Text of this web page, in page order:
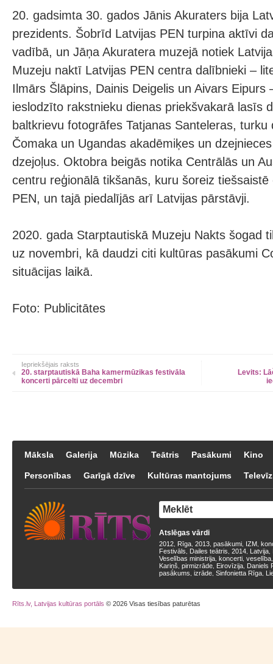
20. gadsimta 30. gados Jānis Akuraters bija
prezidents. Šobrīd Latvijas PEN turpina aktīvi
vadībā, un Jāņa Akuratera muzejā notiek
Muzeju naktī Latvijas PEN centra dalībnieki –
Ilmārs Šlāpins, Dainis Deigelis un Aivars Eipurs
ieslodzīto rakstnieku dienas priekšvakarā lasīs
baltkrievu fotogrāfes Tatjanas Santeleras, turku
Čomaka un Ugandas akadēmiķes un
dzejoļus. Oktobra beigās notika Centrālās un
centru reģionālā tikšanās, kuru šoreiz tiešsaistē
PEN, un tajā piedalījās arī Latvijas pārstāvji.
2020. gada Starptautiskā Muzeju Nakts šogad
uz novembri, kā daudzi citi kultūras pasākumi
situācijas laikā.
Foto: Publicitātes
Iepriekšējais raksts
20. starptautiskā Baha kamermūzikas festivāla
koncerti pārcelti uz decembri
Levits:
Māksla Galerija Mūzika Teātris Pasākumi Kino
Personības Garīgā dzīve Kultūras mantojums
Atslēgas vārdi
2012 Rīga 2013 pasākumi IZM
Festivāls
Dailes teātris 2014 Latvija
Veselības ministrija koncerti veselība
Kariņš pirmizrāde Eirovīzija Daniels
pasākums izrāde Sinfonietta Rīga
Rīts.lv, Latvijas kultūras portāls © 2026 Visas tiesības paturētas